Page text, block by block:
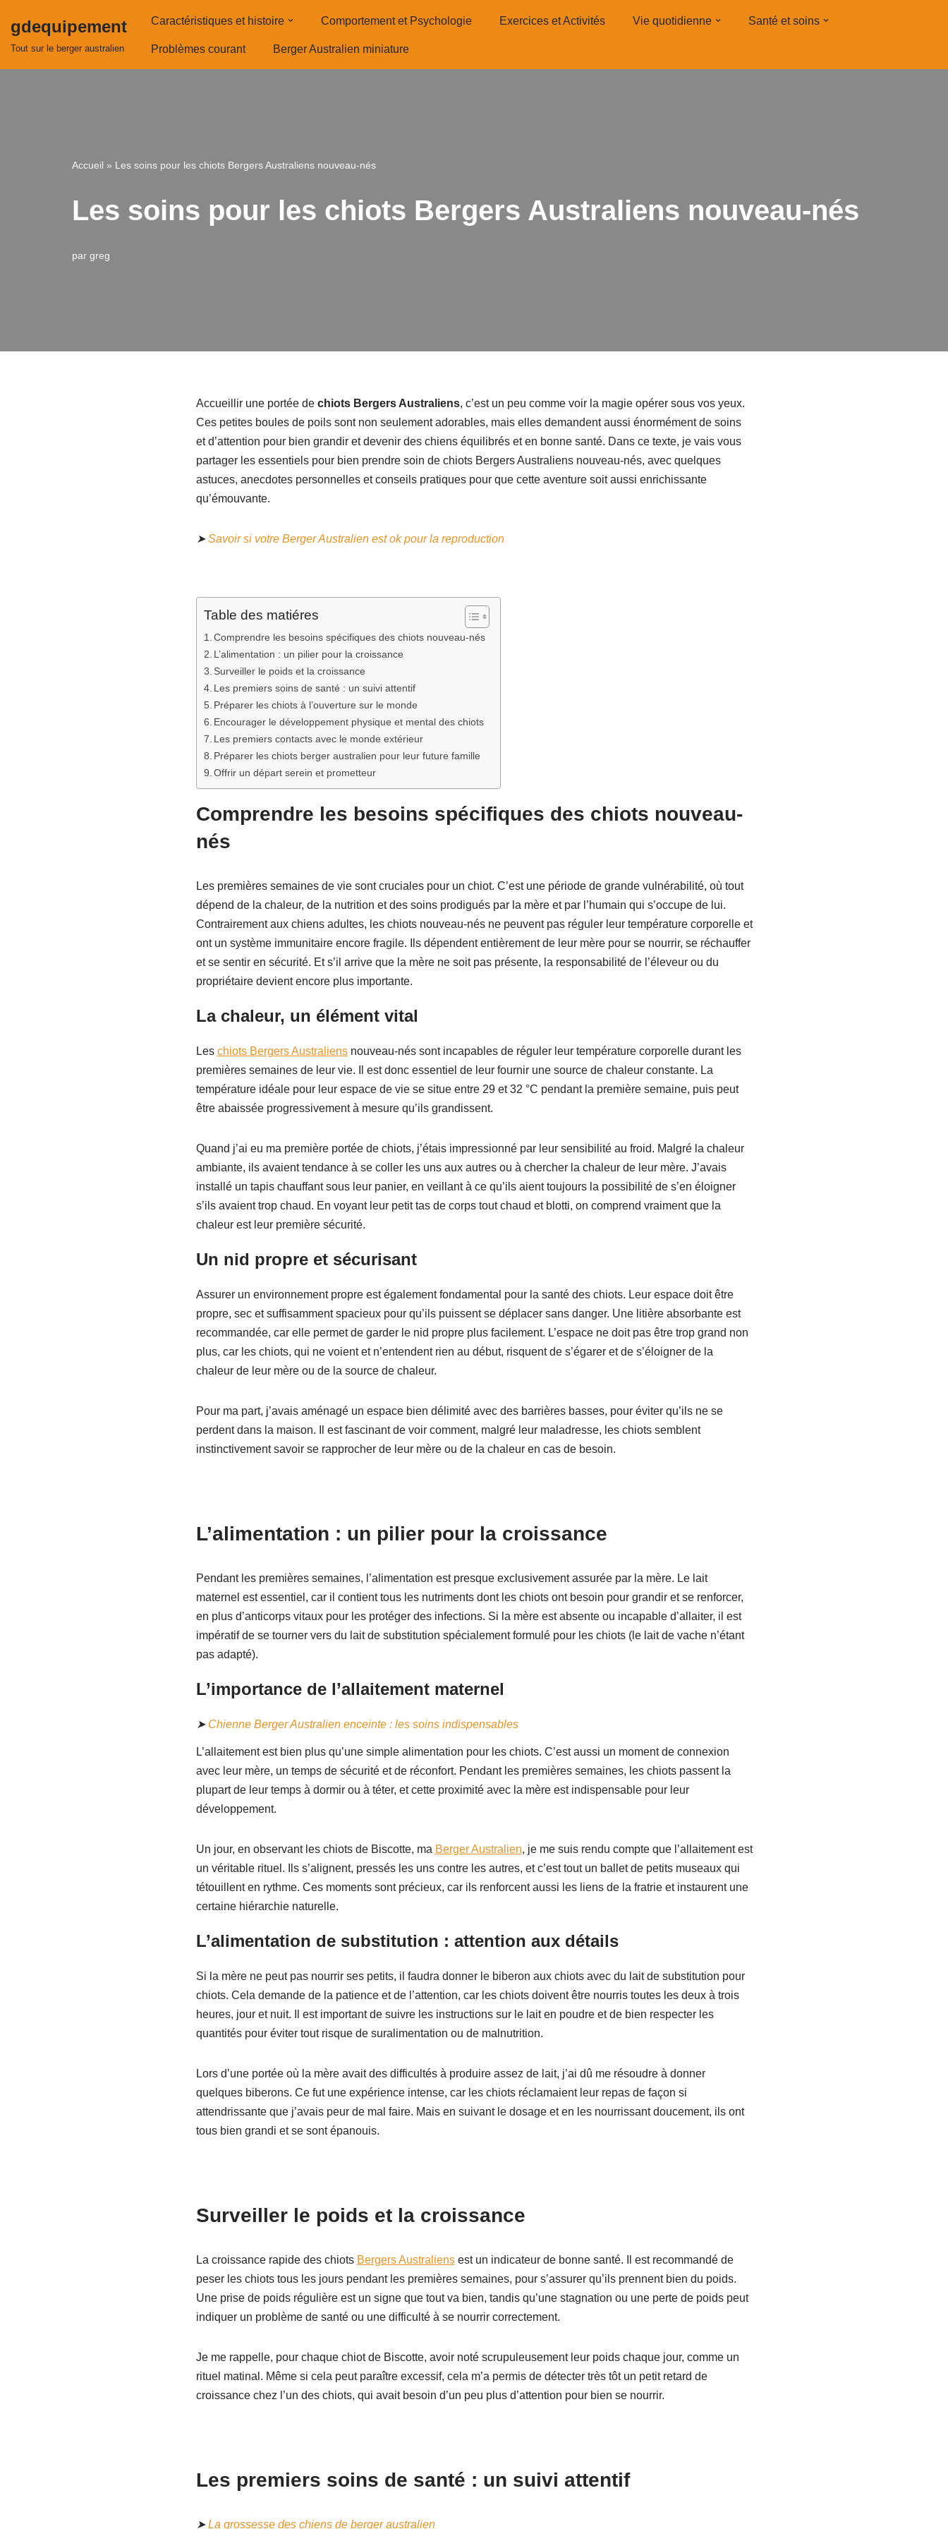
Aller
gdequipement
Tout sur le berger australien
Caractéristiques et histoire Comportement et Psychologie Exercices et Activités Vie quotidienne Santé et soins
Problèmes courant Berger Australien miniature
Accueil » Les soins pour les chiots Bergers Australiens nouveau-nés
Les soins pour les chiots Bergers Australiens nouveau-nés
par greg
Accueillir une portée de chiots Bergers Australiens, c’est un peu comme voir la magie opérer sous vos yeux.
Ces petites boules de poils sont non seulement adorables, mais elles demandent aussi énormément de soins
et d’attention pour bien grandir et devenir des chiens équilibrés et en bonne santé. Dans ce texte, je vais vous
partager les essentiels pour bien prendre soin de chiots Bergers Australiens nouveau-nés, avec quelques
astuces, anecdotes personnelles et conseils pratiques pour que cette aventure soit aussi enrichissante
qu’émouvante.
➤Savoir si votre Berger Australien est ok pour la reproduction
Table des matiéres
Comprendre les besoins spécifiques des chiots nouveau-nés
L’alimentation : un pilier pour la croissance
Surveiller le poids et la croissance
Les premiers soins de santé : un suivi attentif
Préparer les chiots à l’ouverture sur le monde
Encourager le développement physique et mental des chiots
Les premiers contacts avec le monde extérieur
Préparer les chiots berger australien pour leur future famille
Offrir un départ serein et prometteur
Comprendre les besoins spécifiques des chiots nouveau-
nés
Les premières semaines de vie sont cruciales pour un chiot. C’est une période de grande vulnérabilité, où tout
dépend de la chaleur, de la nutrition et des soins prodigués par la mère et par l’humain qui s’occupe de lui.
Contrairement aux chiens adultes, les chiots nouveau-nés ne peuvent pas réguler leur température corporelle et
ont un système immunitaire encore fragile. Ils dépendent entièrement de leur mère pour se nourrir, se réchauffer
et se sentir en sécurité. Et s’il arrive que la mère ne soit pas présente, la responsabilité de l’éleveur ou du
propriétaire devient encore plus importante.
La chaleur, un élément vital
Les chiots Bergers Australiensnouveau-nés sont incapables de réguler leur température corporelle durant les
premières semaines de leur vie. Il est donc essentiel de leur fournir une source de chaleur constante. La
température idéale pour leur espace de vie se situe entre 29 et 32 °C pendant la première semaine, puis peut
être abaissée progressivement à mesure qu’ils grandissent.
Quand j’ai eu ma première portée de chiots, j’étais impressionné par leur sensibilité au froid. Malgré la chaleur
ambiante, ils avaient tendance à se coller les uns aux autres ou à chercher la chaleur de leur mère. J’avais
installé un tapis chauffant sous leur panier, en veillant à ce qu’ils aient toujours la possibilité de s’en éloigner
s’ils avaient trop chaud. En voyant leur petit tas de corps tout chaud et blotti, on comprend vraiment que la
chaleur est leur première sécurité.
Un nid propre et sécurisant
Assurer un environnement propre est également fondamental pour la santé des chiots. Leur espace doit être
propre, sec et suffisamment spacieux pour qu’ils puissent se déplacer sans danger. Une litière absorbante est
recommandée, car elle permet de garder le nid propre plus facilement. L’espace ne doit pas être trop grand non
plus, car les chiots, qui ne voient et n’entendent rien au début, risquent de s’égarer et de s’éloigner de la
chaleur de leur mère ou de la source de chaleur.
Pour ma part, j’avais aménagé un espace bien délimité avec des barrières basses, pour éviter qu’ils ne se
perdent dans la maison. Il est fascinant de voir comment, malgré leur maladresse, les chiots semblent
instinctivement savoir se rapprocher de leur mère ou de la chaleur en cas de besoin.
L’alimentation : un pilier pour la croissance
Pendant les premières semaines, l’alimentation est presque exclusivement assurée par la mère. Le lait
maternel est essentiel, car il contient tous les nutriments dont les chiots ont besoin pour grandir et se renforcer,
en plus d’anticorps vitaux pour les protéger des infections. Si la mère est absente ou incapable d’allaiter, il est
impératif de se tourner vers du lait de substitution spécialement formulé pour les chiots (le lait de vache n’étant
pas adapté).
L’importance de l’allaitement maternel
➤ Chienne Berger Australien enceinte : les soins indispensables
L’allaitement est bien plus qu’une simple alimentation pour les chiots. C’est aussi un moment de connexion
avec leur mère, un temps de sécurité et de réconfort. Pendant les premières semaines, les chiots passent la
plupart de leur temps à dormir ou à téter, et cette proximité avec la mère est indispensable pour leur
développement.
Un jour, en observant les chiots de Biscotte, ma Berger Australien, je me suis rendu compte que l’allaitement est
un véritable rituel. Ils s’alignent, pressés les uns contre les autres, et c’est tout un ballet de petits museaux qui
tétouillent en rythme. Ces moments sont précieux, car ils renforcent aussi les liens de la fratrie et instaurent une
certaine hiérarchie naturelle.
L’alimentation de substitution : attention aux détails
Si la mère ne peut pas nourrir ses petits, il faudra donner le biberon aux chiots avec du lait de substitution pour
chiots. Cela demande de la patience et de l’attention, car les chiots doivent être nourris toutes les deux à trois
heures, jour et nuit. Il est important de suivre les instructions sur le lait en poudre et de bien respecter les
quantités pour éviter tout risque de suralimentation ou de malnutrition.
Lors d’une portée où la mère avait des difficultés à produire assez de lait, j’ai dû me résoudre à donner
quelques biberons. Ce fut une expérience intense, car les chiots réclamaient leur repas de façon si
attendrissante que j’avais peur de mal faire. Mais en suivant le dosage et en les nourrissant doucement, ils ont
tous bien grandi et se sont épanouis.
Surveiller le poids et la croissance
La croissance rapide des chiots Bergers Australiensest un indicateur de bonne santé. Il est recommandé de
peser les chiots tous les jours pendant les premières semaines, pour s’assurer qu’ils prennent bien du poids.
Une prise de poids régulière est un signe que tout va bien, tandis qu’une stagnation ou une perte de poids peut
indiquer un problème de santé ou une difficulté à se nourrir correctement.
Je me rappelle, pour chaque chiot de Biscotte, avoir noté scrupuleusement leur poids chaque jour, comme un
rituel matinal. Même si cela peut paraître excessif, cela m’a permis de détecter très tôt un petit retard de
croissance chez l’un des chiots, qui avait besoin d’un peu plus d’attention pour bien se nourrir.
Les premiers soins de santé : un suivi attentif
➤La grossesse des chiens de berger australien